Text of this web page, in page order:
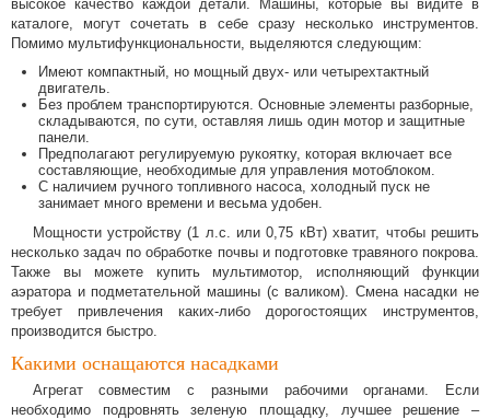
высокое качество каждой детали. Машины, которые вы видите в
каталоге, могут сочетать в себе сразу несколько инструментов.
Помимо мультифункциональности, выделяются следующим:
Имеют компактный, но мощный двух- или четырехтактный
двигатель.
Без проблем транспортируются. Основные элементы разборные,
складываются, по сути, оставляя лишь один мотор и защитные
панели.
Предполагают регулируемую рукоятку, которая включает все
составляющие, необходимые для управления мотоблоком.
С наличием ручного топливного насоса, холодный пуск не
занимает много времени и весьма удобен.
Мощности устройству (1 л.с. или 0,75 кВт) хватит, чтобы решить
несколько задач по обработке почвы и подготовке травяного покрова.
Также вы можете купить мультимотор, исполняющий функции
аэратора и подметательной машины (с валиком). Смена насадки не
требует привлечения каких-либо дорогостоящих инструментов,
производится быстро.
Какими оснащаются насадками
Агрегат совместим с разными рабочими органами. Если
необходимо подровнять зеленую площадку, лучшее решение –